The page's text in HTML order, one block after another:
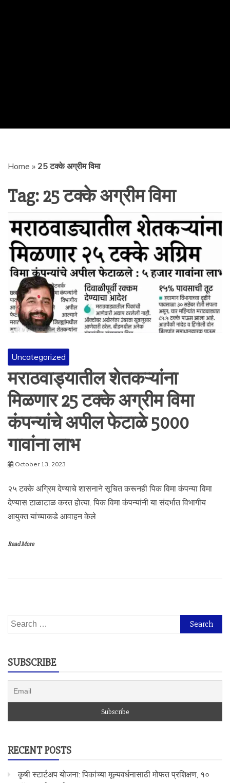
Home » 25 टक्के अग्रीम विमा
Tag:25 टक्के अग्रीम विमा
Uncategorized
मराठवाड्यातील शेतकऱ्यांना
मिळणार 25 टक्के अग्रीम विमा
कंपन्यांचे अपील फेटाळे 5000
गावांना लाभ
October 13, 2023
२५ टक्के अग्रिम देण्याचे शासनाने सूचित करूनही पिक विमा कंपन्या विमा
देण्यास टाळाटाळ करत होत्या. पिक विमा कंपन्यांनी या संदर्भात विभागीय
आयुक्त यांच्याकडे आवाहन केले
Read More
Search
for:
SUBSCRIBE
RECENT POSTS
कृषी स्टार्टअप योजना: पिकांच्या मूल्यवर्धनासाठी मोफत प्रशिक्षण, १०